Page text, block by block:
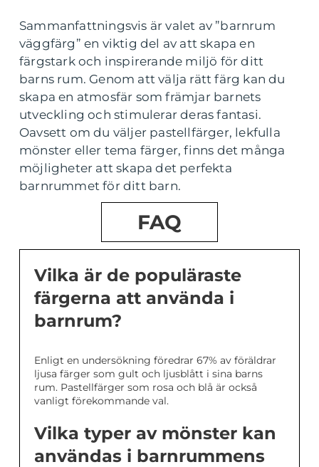
Sammanfattningsvis är valet av ”barnrum
väggfärg” en viktig del av att skapa en
färgstark och inspirerande miljö för ditt
barns rum. Genom att välja rätt färg kan du
skapa en atmosfär som främjar barnets
utveckling och stimulerar deras fantasi.
Oavsett om du väljer pastellfärger, lekfulla
mönster eller tema färger, finns det många
möjligheter att skapa det perfekta
barnrummet för ditt barn.
FAQ
Vilka är de populäraste
färgerna att använda i
barnrum?
Enligt en undersökning föredrar 67% av föräldrar
ljusa färger som gult och ljusblått i sina barns
rum. Pastellfärger som rosa och blå är också
vanligt förekommande val.
Vilka typer av mönster kan
användas i barnrummens